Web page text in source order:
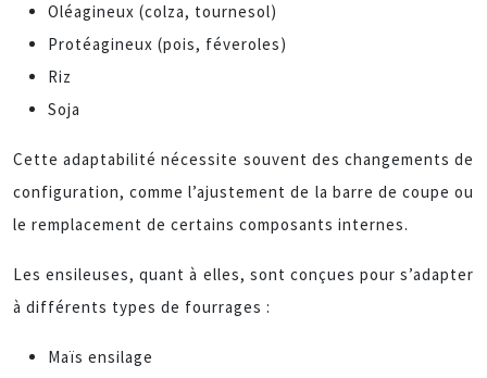
Oléagineux (colza, tournesol)
Protéagineux (pois, féveroles)
Riz
Soja
Cette adaptabilité nécessite souvent des changements de
configuration, comme l’ajustement de la barre de coupe ou
le remplacement de certains composants internes.
Les ensileuses, quant à elles, sont conçues pour s’adapter
à différents types de fourrages :
Maïs ensilage